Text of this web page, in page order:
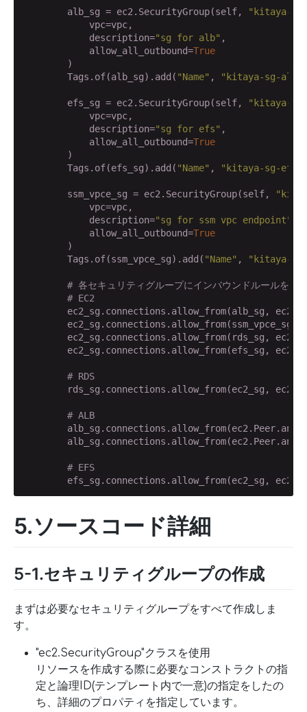
        alb_sg = ec2.SecurityGroup(self,
"kitaya-
            vpc=vpc,
            description=
"sg for alb" ,
            allow_all_outbound=
True
        )
        Tags.of(alb_sg).add(
"Name" , "kitaya-sg-alb"
        efs_sg = ec2.SecurityGroup(self,
"kitaya-
            vpc=vpc,
            description=
"sg for efs" ,
            allow_all_outbound=
True
        )
        Tags.of(efs_sg).add(
"Name" , "kitaya-sg-efs"
        ssm_vpce_sg = ec2.SecurityGroup(self,
            vpc=vpc,
            description=
"sg for ssm vpc endpoint"
            allow_all_outbound=
True
        )
        Tags.of(ssm_vpce_sg).add(
"Name" , "kitaya-
# 各セキュリティグループにインバウンドルールを追
# EC2
ec2_sg.connections.allow_from(alb_sg,
ec2_sg.connections.allow_from(ssm_vpce_sg,
ec2_sg.connections.allow_from(rds_sg,
ec2_sg.connections.allow_from(efs_sg,
# RDS
rds_sg.connections.allow_from(ec2_sg,
# ALB
# EFS
efs_sg.connections.allow_from(ec2_sg,
5.ソースコード詳細
5-1.セキュリティグループの作成
まずは必要なセキュリティグループをすべて作成しま
す。
"ec2.SecurityGroup"クラスを使用
リソースを作成する際に必要なコンストラクトの指
定と論理ID(テンプレート内で一意)の指定をしたの
ち、詳細のプロパティを指定しています。